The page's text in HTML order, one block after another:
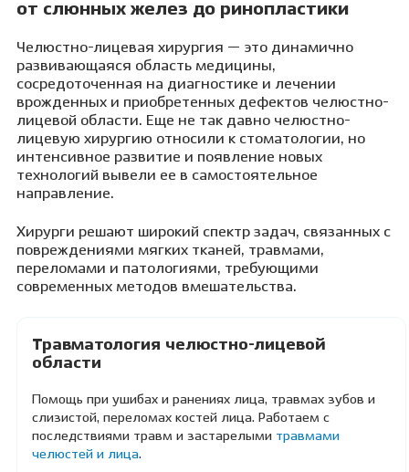
от слюнных желез до ринопластики
Челюстно-лицевая хирургия — это динамично
развивающаяся область медицины,
сосредоточенная на диагностике и лечении
врожденных и приобретенных дефектов челюстно-
лицевой области. Еще не так давно челюстно-
лицевую хирургию относили к стоматологии, но
интенсивное развитие и появление новых
технологий вывели ее в самостоятельное
направление.
Хирурги решают широкий спектр задач, связанных с
повреждениями мягких тканей, травмами,
переломами и патологиями, требующими
современных методов вмешательства.
Травматология челюстно-лицевой
области
Помощь при ушибах и ранениях лица, травмах зубов и
слизистой, переломах костей лица. Работаем с
последствиями травм и застарелыми травмами
челюстей и лица.